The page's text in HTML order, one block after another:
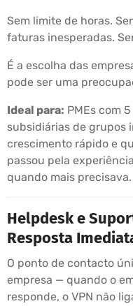
Sem limite de horas.
faturas inesperadas.
É a escolha das
pode ser uma
Ideal para: PMEs com
subsidiárias de grupos
crescimento rápido e
passou pela
quando mais precisava.
Helpdesk e
Resposta
O ponto de contacto
empresa — quando o
responde, o VPN não